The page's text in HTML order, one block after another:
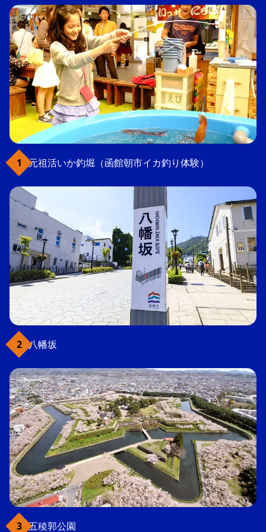
元祖活いか釣堀（函館朝市イカ釣り体験）
八幡坂
五稜郭公園